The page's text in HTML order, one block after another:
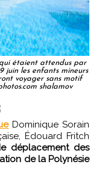
étaient attendus par
juin les enfants mineurs
voyager sans motif
shalamov
Dominique Sorain
Édouard Fritch
déplacement des
de la Polynésie